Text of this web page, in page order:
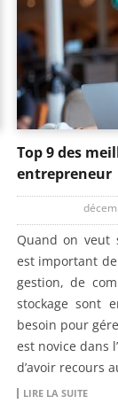
Top 9 des
entrepreneur
Quand on veut
est important
gestion, de
stockage sont
besoin pour
est novice dans
d’avoir recours
LIRE LA SUITE